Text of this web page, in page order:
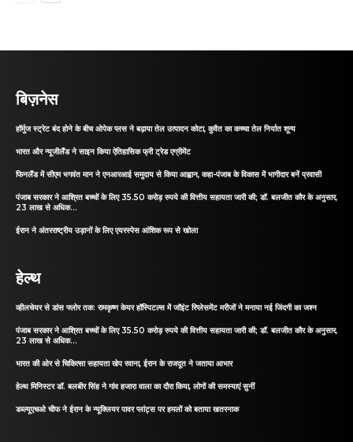
बिज़नेस
हॉर्मुज स्ट्रेट बंद होने के बीच ओपेक प्लस ने बढ़ाया तेल उत्पादन कोटा, कुवैत का कच्चा तेल निर्यात शून्य
भारत और न्यूजीलैंड ने साइन किया ऐतिहासिक फ्री ट्रेड एग्रीमेंट
फिनलैंड में सीएम भगवंत मान ने एनआरआई समुदाय से किया आह्वान, कहा-पंजाब के विकास में भागीदार बनें प्रवासी
पंजाब सरकार ने आश्रित बच्चों के लिए 35.50 करोड़ रुपये की वित्तीय सहायता जारी की; डॉ. बलजीत कौर के अनुसार,
23 लाख से अधिक...
ईरान ने अंतरराष्ट्रीय उड़ानों के लिए एयरस्पेस आंशिक रूप से खोला
हेल्थ
व्हीलचेयर से डांस फ्लोर तक: रामकृष्ण केयर हॉस्पिटल्स में जॉइंट रिप्लेसमेंट मरीजों ने मनाया नई जिंदगी का जश्न
पंजाब सरकार ने आश्रित बच्चों के लिए 35.50 करोड़ रुपये की वित्तीय सहायता जारी की; डॉ. बलजीत कौर के अनुसार,
23 लाख से अधिक...
भारत की ओर से चिकित्सा सहायता खेप रवाना, ईरान के राजदूत ने जताया आभार
हेल्थ मिनिस्टर डॉ. बलबीर सिंह ने गांव हजारा वाला का दौरा किया, लोगों की समस्याएं सुनीं
डब्ल्यूएचओ चीफ ने ईरान के न्यूक्लियर पावर प्लांट्स पर हमलों को बताया खतरनाक